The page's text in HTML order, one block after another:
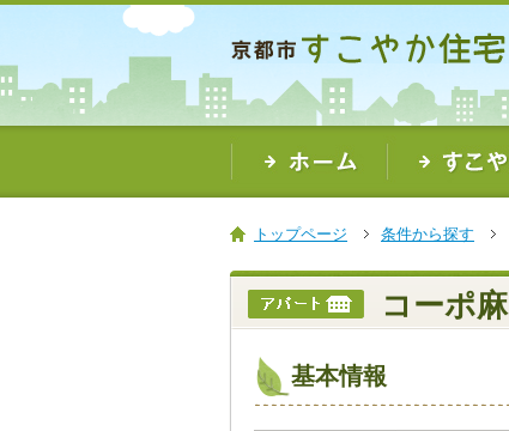
本
ま
で
ッ
トップページ 条件から探す
コーポ麻
基本情報